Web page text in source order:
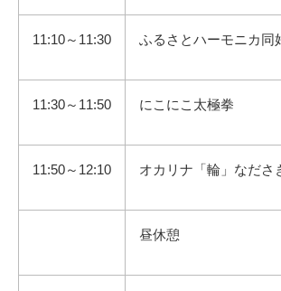
11:10～11:30 ふるさとハーモニカ同
11:30～11:50 にこにこ太極拳
11:50～12:10 オカリナ「輪」なださ
昼休憩